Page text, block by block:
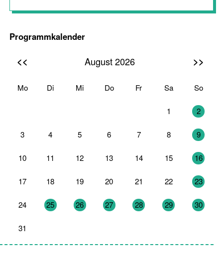
Programmkalender
<< August 2026 >>
Mo Di Mi Do Fr Sa So
1 2
3 4 5 6 7 8 9
10 11 12 13 14 15 16
17 18 19 20 21 22 23
24 25 26 27 28 29 30
31